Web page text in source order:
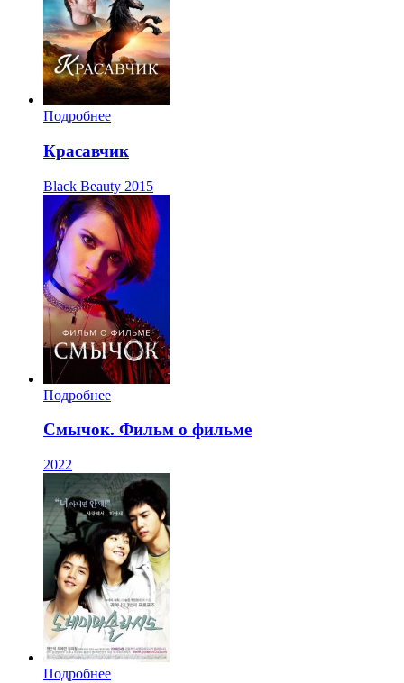
Подробнее
Красавчик
Black Beauty 2015
Подробнее
Смычок. Фильм о фильме
2022
Подробнее